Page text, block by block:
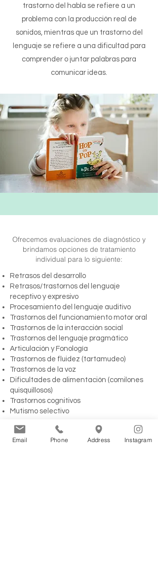
trastorno del habla se refiere a un
problema con la producción real de
sonidos, mientras que un trastorno del
lenguaje se refiere a una dificultad para
comprender o juntar palabras para
comunicar ideas.
Ofrecemos evaluaciones de diagnóstico y
brindamos opciones de tratamiento
individual para lo siguiente:
Retrasos del desarrollo
Retrasos/trastornos del lenguaje
receptivo y expresivo
Procesamiento del lenguaje auditivo
Trastornos del funcionamiento motor oral
Trastornos de la interacción social
Trastornos del lenguaje pragmático
Articulación y Fonología
Trastornos de fluidez (tartamudeo)
Trastornos de la voz
Dificultades de alimentación (comilones
quisquillosos)
Trastornos cognitivos
Mutismo selectivo
Email Phone Address Instagram